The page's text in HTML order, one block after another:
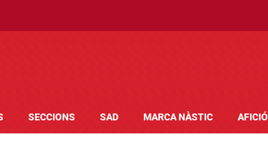
SECCIONS SAD MARCA NÀSTIC AFICIÓ